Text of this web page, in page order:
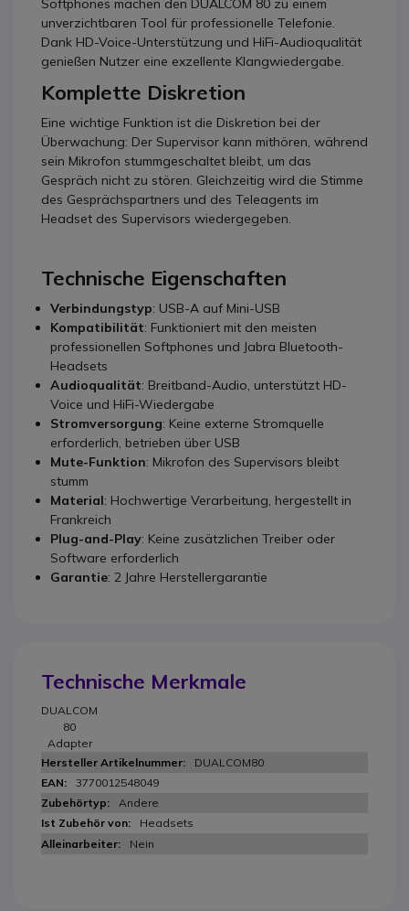
Softphones machen den DUALCOM 80 zu einem
unverzichtbaren Tool für professionelle Telefonie.
Dank HD-Voice-Unterstützung und HiFi-Audioqualität
genießen Nutzer eine exzellente Klangwiedergabe.
Komplette Diskretion
Eine wichtige Funktion ist die Diskretion bei der
Überwachung: Der Supervisor kann mithören, während
sein Mikrofon stummgeschaltet bleibt, um das
Gespräch nicht zu stören. Gleichzeitig wird die Stimme
des Gesprächspartners und des Teleagents im
Headset des Supervisors wiedergegeben.
Technische Eigenschaften
Verbindungstyp: USB-A auf Mini-USB
Kompatibilität: Funktioniert mit den meisten
professionellen Softphones und Jabra Bluetooth-
Headsets
Audioqualität: Breitband-Audio, unterstützt HD-
Voice und HiFi-Wiedergabe
Stromversorgung: Keine externe Stromquelle
erforderlich, betrieben über USB
Mute-Funktion: Mikrofon des Supervisors bleibt
stumm
Material: Hochwertige Verarbeitung, hergestellt in
Frankreich
Plug-and-Play: Keine zusätzlichen Treiber oder
Software erforderlich
Garantie: 2 Jahre Herstellergarantie
Technische Merkmale
DUALCOM
80
Adapter
DUALCOM80
3770012548049
Andere
Headsets
Nein